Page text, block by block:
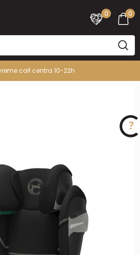
0
0
call centra 10-22h